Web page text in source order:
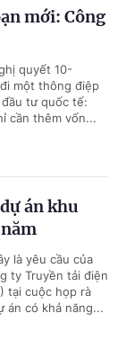
mới: Công
quyết 10-
một thông điệp
tư quốc tế:
cần thêm vốn...
án khu
là yêu cầu của
ty Truyền tải điện
tại cuộc họp rà
án có khả năng...